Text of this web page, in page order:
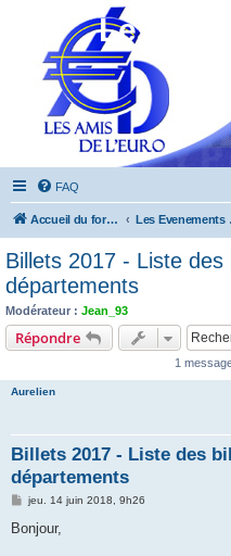
Les
FAQ
Accueil du forum Les
Billets 2017 - Liste
départements
Modérateur : Jean_93
Répondre
1
Aurelien
Billets 2017 - Liste des
départements
M
s
jeu. 14 juin 2018, 9h26
Bonjour,